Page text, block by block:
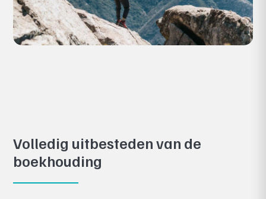
Volledig uitbesteden van de
boekhouding